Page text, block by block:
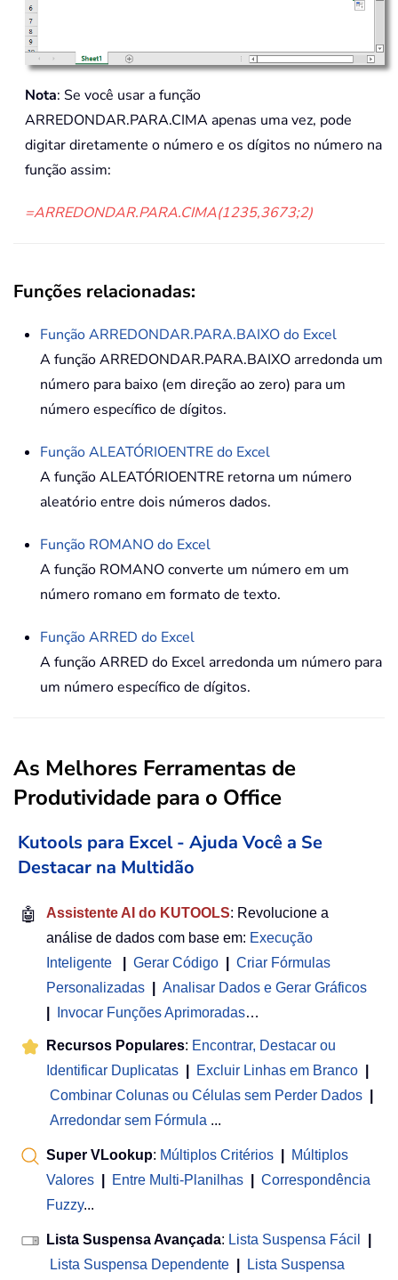
Nota: Se você usar a função
ARREDONDAR.PARA.CIMA apenas uma vez, pode
digitar diretamente o número e os dígitos no número na
função assim:
=ARREDONDAR.PARA.CIMA(1235,3673;2)
Funções relacionadas:
FunçãoARREDONDAR.PARA.BAIXOdo Excel
A função ARREDONDAR.PARA.BAIXO arredonda um
número para baixo (em direção ao zero) para um
número específico de dígitos.
FunçãoALEATÓRIOENTREdo Excel
A função ALEATÓRIOENTRE retorna um número
aleatório entre dois números dados.
Função ROMANOdo Excel
A função ROMANO converte um número em um
número romano em formato de texto.
FunçãoARRED do Excel
A função ARRED do Excel arredonda um número para
um número específico de dígitos.
As Melhores Ferramentas de
Produtividade para o Office
Kutools para Excel - Ajuda Você a Se
Destacar na Multidão
🤖 Assistente AI do KUTOOLS: Revolucione a
análise de dados com base em: Execução
Inteligente
Gerar Código
Criar Fórmulas
Personalizadas
Analisar Dados e Gerar Gráficos
Invocar Funções Aprimoradas…
Recursos Populares: Encontrar, Destacar ou
Identificar Duplicatas
Excluir Linhas em Branco
Combinar Colunas ou Células sem Perder Dados
Arredondar sem Fórmula ...
Super VLookup: Múltiplos Critérios
Múltiplos
Valores
Entre Multi-Planilhas
Correspondência
Fuzzy...
Lista Suspensa Avançada: Lista Suspensa Fácil
Lista Suspensa Dependente
Lista Suspensa